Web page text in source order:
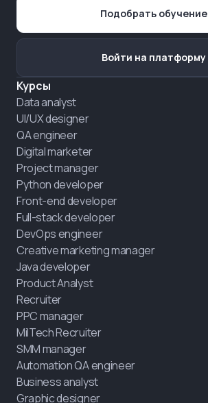
Курсы
Data analyst
UI/UX designer
QA engineer
Digital marketer
Project manager
Python developer
Front-end developer
Full-stack developer
DevOps engineer
Creative marketing manager
Java developer
Product Analyst
Recruiter
PPC manager
MilTech Recruiter
SMM manager
Automation QA engineer
Business analyst
Graphic designer
Подобрать обучение
Войти на платформу